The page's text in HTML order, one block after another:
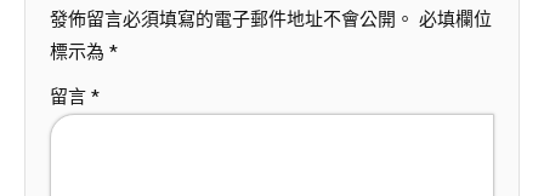
發佈留言必須填寫的電子郵件地址不會公開。 必填欄位
標示為 *
留言 *